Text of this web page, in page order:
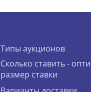
Типы аукционов
Сколько ставить -
размер ставки